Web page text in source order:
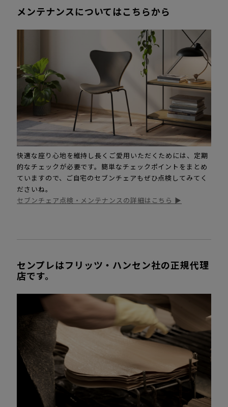
メンテナンスについてはこちらから
快適な座り心地を維持し長くご愛用いただくためには、定期
的なチェックが必要です。簡単なチェックポイントをまとめ
ていますので、ご自宅のセブンチェアもぜひ点検してみてく
ださいね。
セブンチェア点検・メンテナンスの詳細はこちら ▶
センプレはフリッツ・ハンセン社の正規代理
店です。